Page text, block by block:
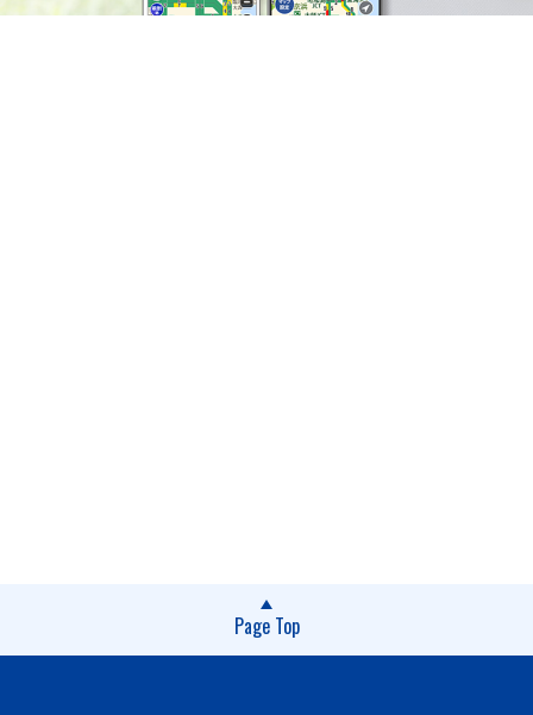
Page Top